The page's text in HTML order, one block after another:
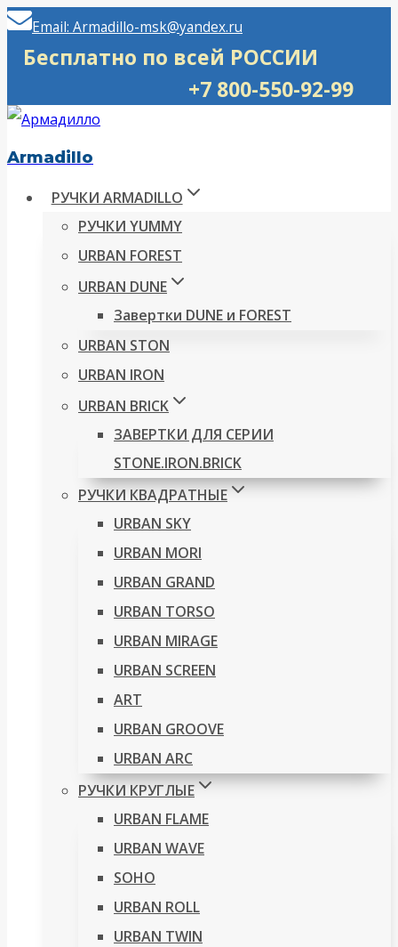
Перейти
Email: Armadillo-msk@yandex.ru
Бесплатно по всей РОССИИ
+7 800-550-92-99
Armadillo
РУЧКИ ARMADILLO
РУЧКИ YUMMY
URBAN FOREST
URBAN DUNE
Завертки DUNE и FOREST
URBAN STON
URBAN IRON
URBAN BRICK
ЗАВЕРТКИ ДЛЯ СЕРИИ
STONE.IRON.BRICK
РУЧКИ КВАДРАТНЫЕ
URBAN SKY
URBAN MORI
URBAN GRAND
URBAN TORSO
URBAN MIRAGE
URBAN SCREEN
ART
URBAN GROOVE
URBAN ARC
РУЧКИ КРУГЛЫЕ
URBAN FLAME
URBAN WAVE
SOHO
URBAN ROLL
URBAN TWIN